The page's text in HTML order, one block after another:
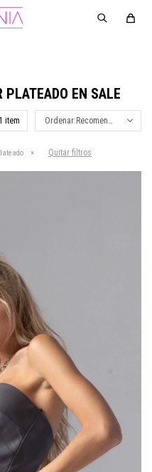
PLATEADO EN SALE
Recomendados
Quitar filtros